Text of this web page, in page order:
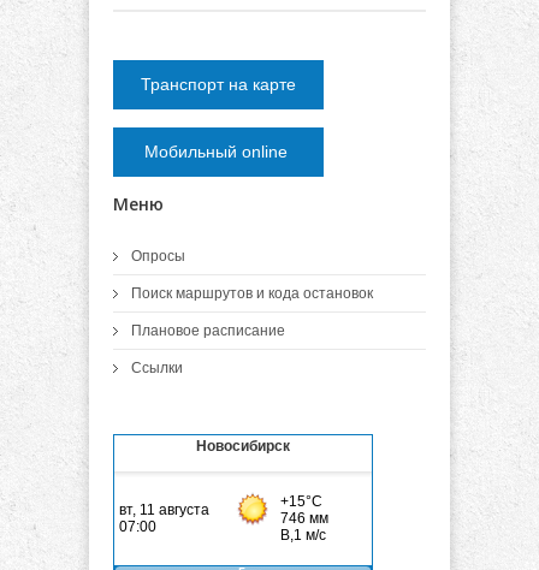
Транспорт на карте
Мобильный online
Меню
Опросы
Поиск маршрутов и кода остановок
Плановое расписание
Ссылки
Новосибирск